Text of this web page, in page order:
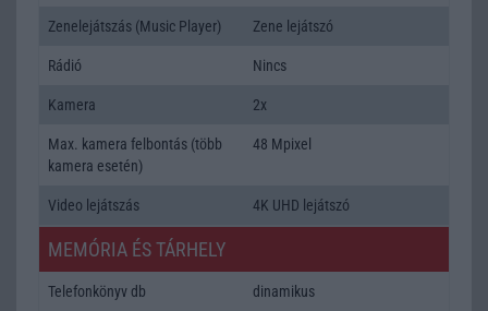
Zenelejátszás (Music Player) Zene lejátszó
Rádió Nincs
Kamera 2x
Max. kamera felbontás (több
kamera esetén)
48 Mpixel
Video lejátszás 4K UHD lejátszó
MEMÓRIA ÉS TÁRHELY
Telefonkönyv db dinamikus